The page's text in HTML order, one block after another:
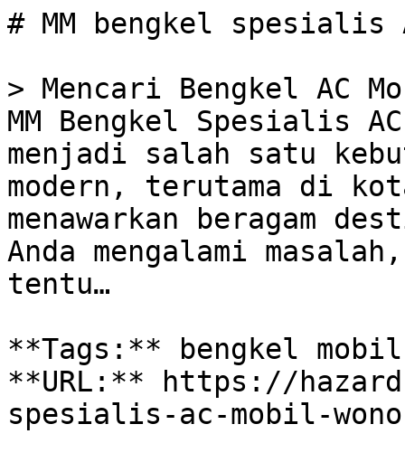
# MM bengkel spesialis
> Mencari Bengkel AC
MM Bengkel Spesialis
menjadi salah satu
modern, terutama di
menawarkan beragam
Anda mengalami
tentu…
**Tags:** bengkel
**URL:** https://
spesialis-ac-mobil-